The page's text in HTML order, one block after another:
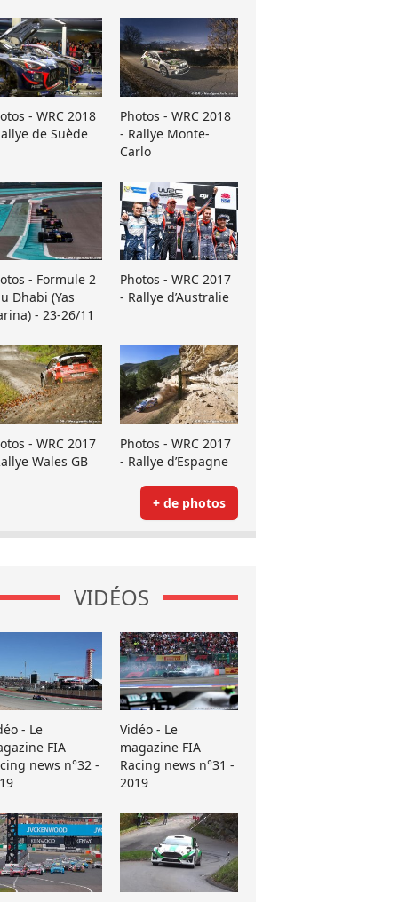
- WRC 2018
de Suède
Photos - WRC 2018
- Rallye Monte-
Carlo
- Formule 2
Dhabi (Yas
- 23-26/11
Photos - WRC 2017
- Rallye d’Australie
- WRC 2017
Wales GB
Photos - WRC 2017
- Rallye d’Espagne
+ de photos
VIDÉOS
- Le
FIA
news n°32 -
Vidéo - Le
magazine FIA
Racing news n°31 -
2019